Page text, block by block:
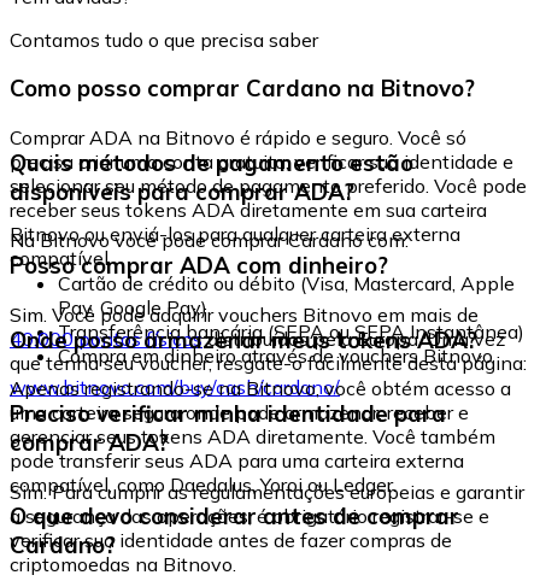
Contamos tudo o que precisa saber
Como posso comprar Cardano na Bitnovo?
Comprar ADA na Bitnovo é rápido e seguro. Você só
precisa criar uma conta gratuita, verificar sua identidade e
selecionar seu método de pagamento preferido. Você pode
receber seus tokens ADA diretamente em sua carteira
Bitnovo ou enviá-los para qualquer carteira externa
compatível.
Quais métodos de pagamento estão
disponíveis para comprar ADA?
Na Bitnovo você pode comprar Cardano com:
Cartão de crédito ou débito (Visa, Mastercard, Apple
Pay, Google Pay)
Transferência bancária (SEPA ou SEPA Instantânea)
Compra em dinheiro através de vouchers Bitnovo
Posso comprar ADA com dinheiro?
Sim. Você pode adquirir vouchers Bitnovo em mais de
40.000 pontos físicosdistribuídos pela Europa. Uma vez
que tenha seu voucher, resgate-o facilmente desta página:
www.bitnovo.com/buy/cash/cardano/
Onde posso armazenar meus tokens ADA?
Apenas registrando-se na Bitnovo, você obtém acesso a
uma carteira segura onde pode armazenar, receber e
gerenciar seus tokens ADA diretamente. Você também
pode transferir seus ADA para uma carteira externa
compatível, como Daedalus, Yoroi ou Ledger.
Preciso verificar minha identidade para
comprar ADA?
Sim. Para cumprir as regulamentações europeias e garantir
a segurança das operações, é obrigatório registrar-se e
verificar sua identidade antes de fazer compras de
criptomoedas na Bitnovo.
O que devo considerar antes de comprar
Cardano?